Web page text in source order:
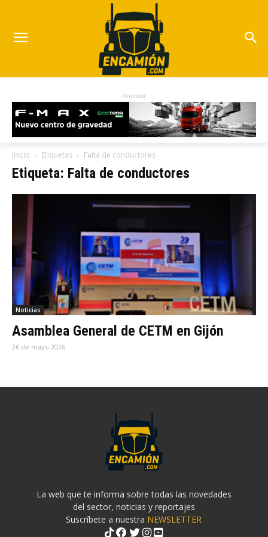
Anuncio
Inicio Etiquetas Falta de conductores
Etiqueta: Falta de conductores
Noticias
Asamblea General de CETM en Gijón
26 de mayo 2026
La web que te informa sobre todas las novedades
del sector, noticias y reportajes
Suscríbete a nuestra NEWSLETTER